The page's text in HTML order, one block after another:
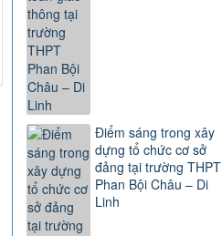
Điểm sáng trong xây
dựng tổ chức cơ sở
đảng tại trường THPT
Phan Bội Châu – Di
Linh